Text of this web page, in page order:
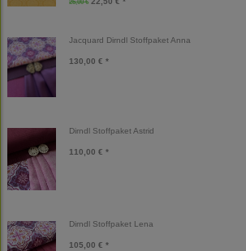
Jacquard Dirndl Stoffpaket Anna
130,00 € *
Dirndl Stoffpaket Astrid
110,00 € *
Dirndl Stoffpaket Lena
105,00 € *